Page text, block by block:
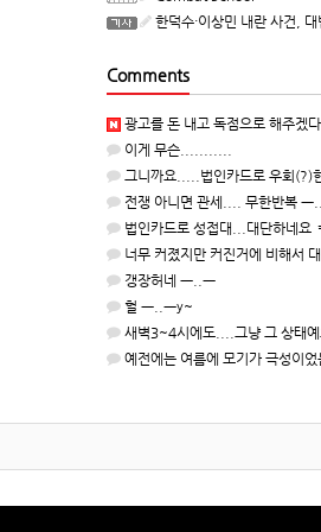
한덕수·이상민 내란 사건, 대법 전합 심리…"역
Comments
광고를 돈 내고 독점으로 해주겠다는 곳이 있을정도인거 보면 어마어마한 게임은
이게 무슨...........
그니까요.....법인카드로 우회(?)한 것도 아니고, 대
전쟁 아니면 관세.... 무한반복 ㅡ
법인카드로 성접대...대단하네요
너무 커졌지만 커진거에 비해서 대작들이 너
갱장허네 ㅡ..ㅡ
헐 ㅡ..ㅡy~
새벽3~4시에도....그냥 그 상태예요...최근 1
예전에는 여름에 모기가 극성이었는데, 여름에는 안나오는 것 같은